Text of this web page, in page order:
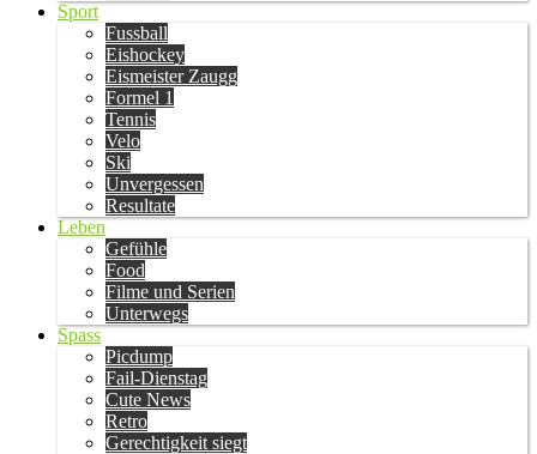
Sport
Fussball
Eishockey
Eismeister Zaugg
Formel 1
Tennis
Velo
Ski
Unvergessen
Resultate
Leben
Gefühle
Food
Filme und Serien
Unterwegs
Spass
Picdump
Fail-Dienstag
Cute News
Retro
Gerechtigkeit siegt